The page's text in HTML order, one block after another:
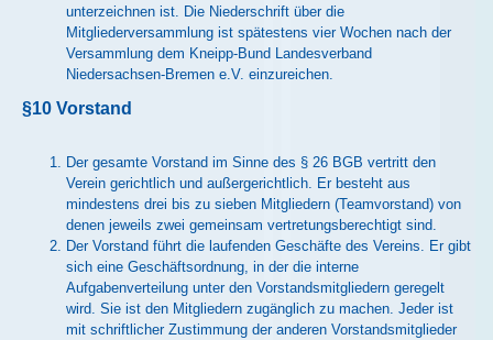
unterzeichnen ist. Die Niederschrift über die
Mitgliederversammlung ist spätestens vier Wochen nach der
Versammlung dem Kneipp-Bund Landesverband
Niedersachsen-Bremen e.V. einzureichen.
§10 Vorstand
Der gesamte Vorstand im Sinne des § 26 BGB vertritt den
Verein gerichtlich und außergerichtlich. Er besteht aus
mindestens drei bis zu sieben Mitgliedern (Teamvorstand) von
denen jeweils zwei gemeinsam vertretungsberechtigt sind.
Der Vorstand führt die laufenden Geschäfte des Vereins. Er gibt
sich eine Geschäftsordnung, in der die interne
Aufgabenverteilung unter den Vorstandsmitgliedern geregelt
wird. Sie ist den Mitgliedern zugänglich zu machen. Jeder ist
mit schriftlicher Zustimmung der anderen Vorstandsmitglieder